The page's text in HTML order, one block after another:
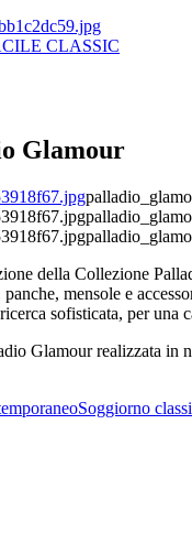
CLASSIC
Glamour
della Collezione
mensole e
sofisticata, per una
Glamour realizzata in
Soggiorno